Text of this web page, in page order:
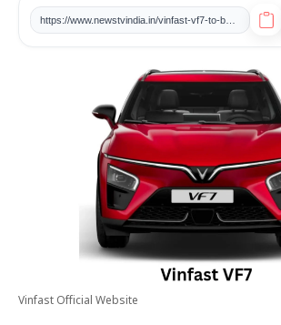
Vinfast Official Website